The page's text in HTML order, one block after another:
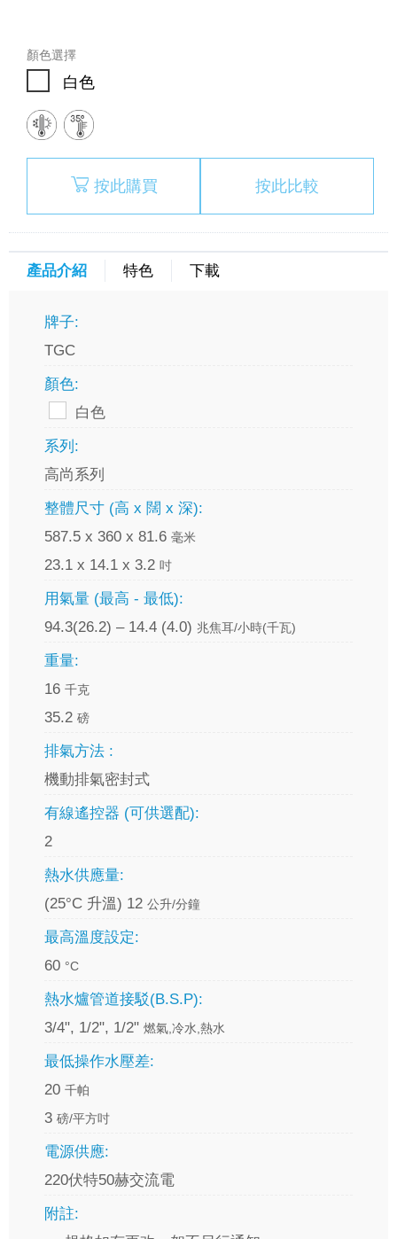
顏色選擇
白色
按此購買 按此比較
產品介紹 特色 下載
牌子:
TGC
顏色:
白色
系列:
高尚系列
整體尺寸 (高 x 闊 x 深):
587.5 x 360 x 81.6 毫米
23.1 x 14.1 x 3.2 吋
用氣量 (最高 - 最低):
94.3(26.2) – 14.4 (4.0) 兆焦耳/小時(千瓦)
重量:
16 千克
35.2 磅
排氣方法 :
機動排氣密封式
有線遙控器 (可供選配):
2
熱水供應量:
(25°C 升溫) 12 公升/分鐘
最高溫度設定:
60 °C
熱水爐管道接駁(B.S.P):
3/4", 1/2", 1/2" 燃氣,冷水,熱水
最低操作水壓差:
20 千帕
3 磅/平方吋
電源供應:
220伏特50赫交流電
附註: